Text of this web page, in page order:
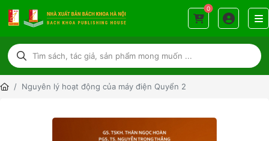
0
Nguyên lý hoạt động của máy điện Quyển 2